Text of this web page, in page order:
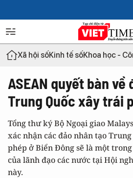
Xã hội sốKinh tế sốKhoa học -
ASEAN quyết bàn về
Trung Quốc xây trái
Tổng thư ký Bộ Ngoại giao
xác nhận các đảo nhân tạo
phép ở Biển Đông sẽ là một
của lãnh đạo các nước tại Hội
này.